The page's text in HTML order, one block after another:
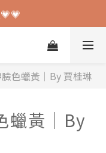
金💗💗
金💗💗
色蠟黃｜By 賈桂琳
蠟黃｜By